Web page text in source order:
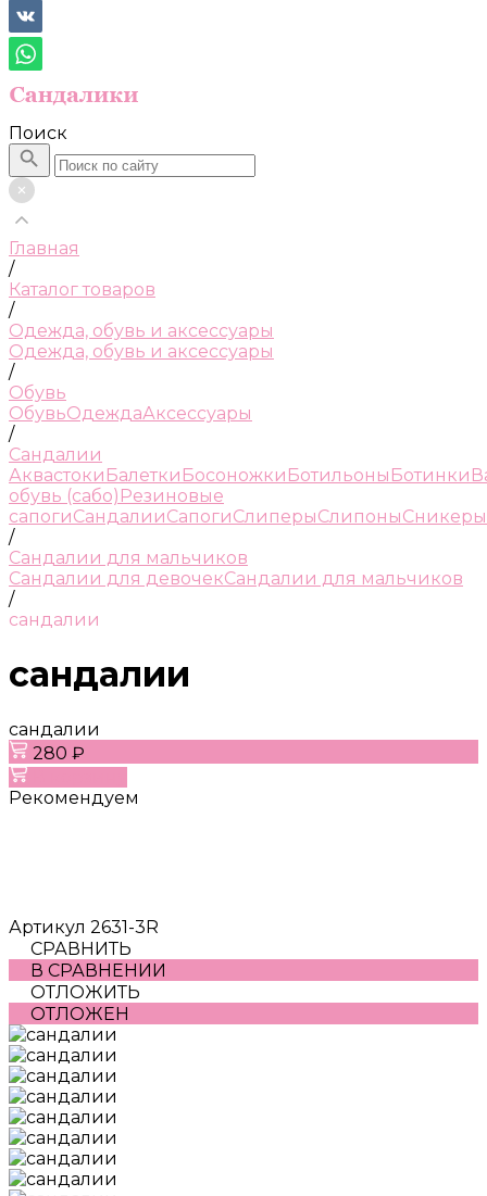
Поиск
Главная
/
Каталог товаров
/
Одежда, обувь и аксессуары
Одежда, обувь и аксессуары
/
Обувь
ОбувьОдеждаАксессуары
/
Сандалии
Аквастоки Балетки Босоножки Ботильоны Ботинки
обувь (сабо) Резиновые
сапогиСандалииСапогиСлиперыСлипоныСникеры
/
Сандалии для мальчиков
Сандалии для девочекСандалии для мальчиков
/
сандалии
сандалии
сандалии
280 ₽
Рекомендуем
Артикул 2631-3R
СРАВНИТЬ
В СРАВНЕНИИ
ОТЛОЖИТЬ
ОТЛОЖЕН